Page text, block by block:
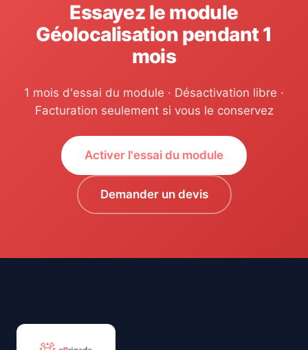
Essayez le module
Géolocalisation pendant 1
mois
1 mois d'essai du module · Désactivation libre ·
Facturation seulement si vous le conservez
Activer l'essai du module
Demander un devis